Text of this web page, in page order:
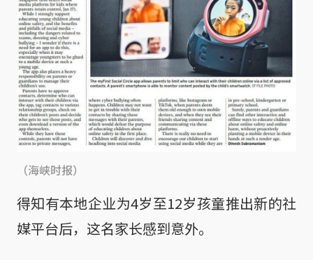
（海峡时报）
得知有本地企业为4岁至12岁孩童推出新的社
媒平台后，这名家长感到意外。